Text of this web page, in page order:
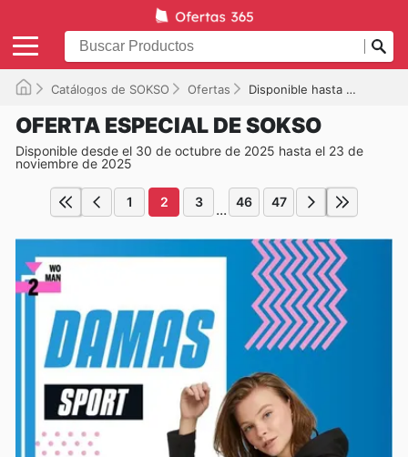
Catálogos de SOKSO Ofertas Disponible hasta el 23/11/2025
OFERTA ESPECIAL DE SOKSO
Disponible desde el 30 de octubre de 2025 hasta el 23 de
noviembre de 2025
1 2 3 ... 46 47